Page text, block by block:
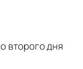
второго дня